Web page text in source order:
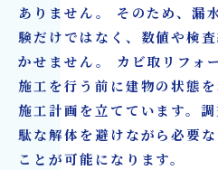
ありません。 そのため、漏
験だけではなく、数値や検
かせません。 カビ取リフォ
施工を行う前に建物の状態
施工計画を立てています。
駄な解体を避けながら必要
ことが可能になります。